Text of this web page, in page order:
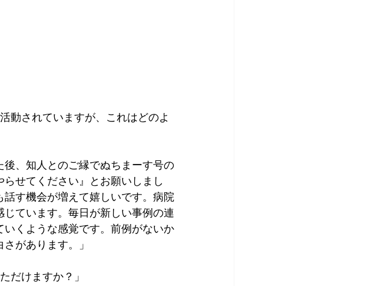
動されていますが、これはどのよ
、知人とのご縁でぬちまーす号の
せてください』とお願いしまし
す機会が増えて嬉しいです。病院
ています。毎日が新しい事例の連
くような感覚です。前例がないか
があります。」
だけますか？」